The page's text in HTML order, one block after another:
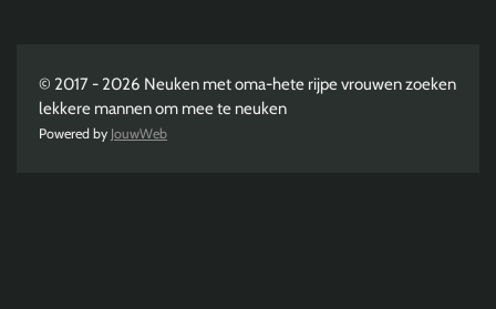
© 2017 - 2026 Neuken met oma-hete rijpe vrouwen zoeken
lekkere mannen om mee te neuken
Powered by JouwWeb